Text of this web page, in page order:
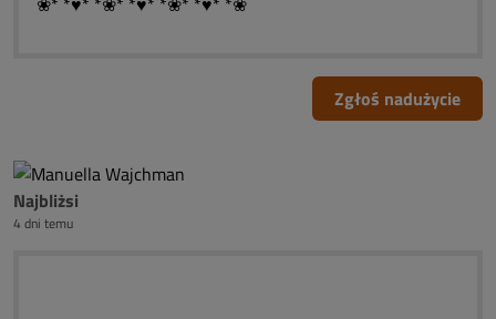
Zgłoś nadużycie
Najbliżsi
4 dni temu